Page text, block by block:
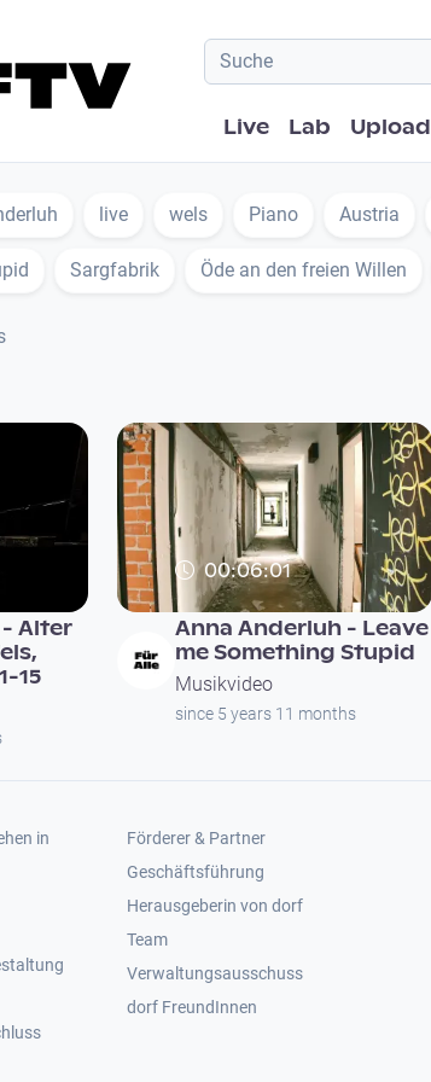
Hauptnavigation
Live Lab Upload
live wels Piano Austria
Sargfabrik Öde an den freien Willen
Alter
15
00:06:01
Anna Anderluh - Leave
me Something Stupid
Musikvideo
since 5 years 11 months
in
Footer 2
Förderer & Partner
Geschäftsführung
Herausgeberin von dorf
Team
Verwaltungsausschuss
dorf FreundInnen